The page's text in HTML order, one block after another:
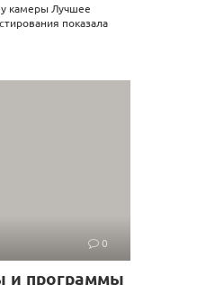
камеры Лучшее
показала
0
и программы